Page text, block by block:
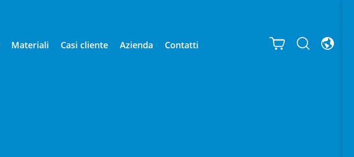
Materiali Casi cliente Azienda Contatti